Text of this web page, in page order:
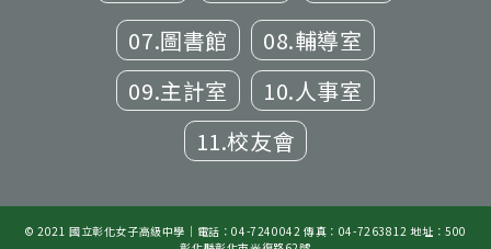
07.圖書館
08.輔導室
09.主計室
10.人事室
11.校友會
© 2021 國立彰化女子高級中學｜電話：04-7240042 傳真：04-7263812 地址：500